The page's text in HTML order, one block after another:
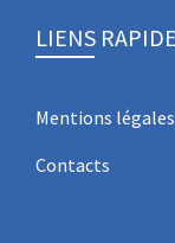
LIENS
Mentions légales
Contacts